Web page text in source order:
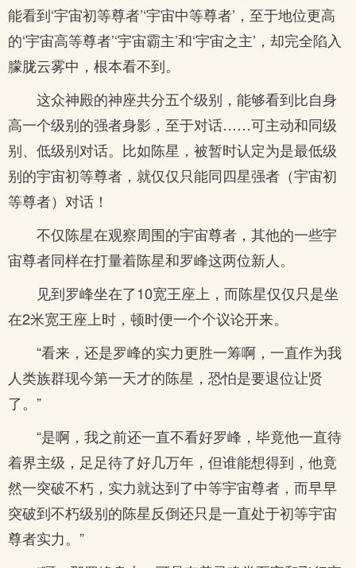
能看到‘宇宙初等尊者’‘宇宙中等尊者’，至于地位更高
的‘宇宙高等尊者’‘宇宙霸主’和‘宇宙之主’，却完全陷入
朦胧云雾中，根本看不到。
这众神殿的神座共分五个级别，能够看到比自身
高一个级别的强者身影，至于对话……可主动和同级
别、低级别对话。比如陈星，被暂时认定为是最低级
别的宇宙初等尊者，就仅仅只能同四星强者（宇宙初
等尊者）对话！
不仅陈星在观察周围的宇宙尊者，其他的一些宇
宙尊者同样在打量着陈星和罗峰这两位新人。
见到罗峰坐在了10宽王座上，而陈星仅仅只是坐
在2米宽王座上时，顿时便一个个议论开来。
“看来，还是罗峰的实力更胜一筹啊，一直作为我
人类族群现今第一天才的陈星，恐怕是要退位让贤
了。”
“是啊，我之前还一直不看好罗峰，毕竟他一直待
着界主级，足足待了好几万年，但谁能想得到，他竟
然一突破不朽，实力就达到了中等宇宙尊者，而早早
突破到不朽级别的陈星反倒还只是一直处于初等宇宙
尊者实力。”